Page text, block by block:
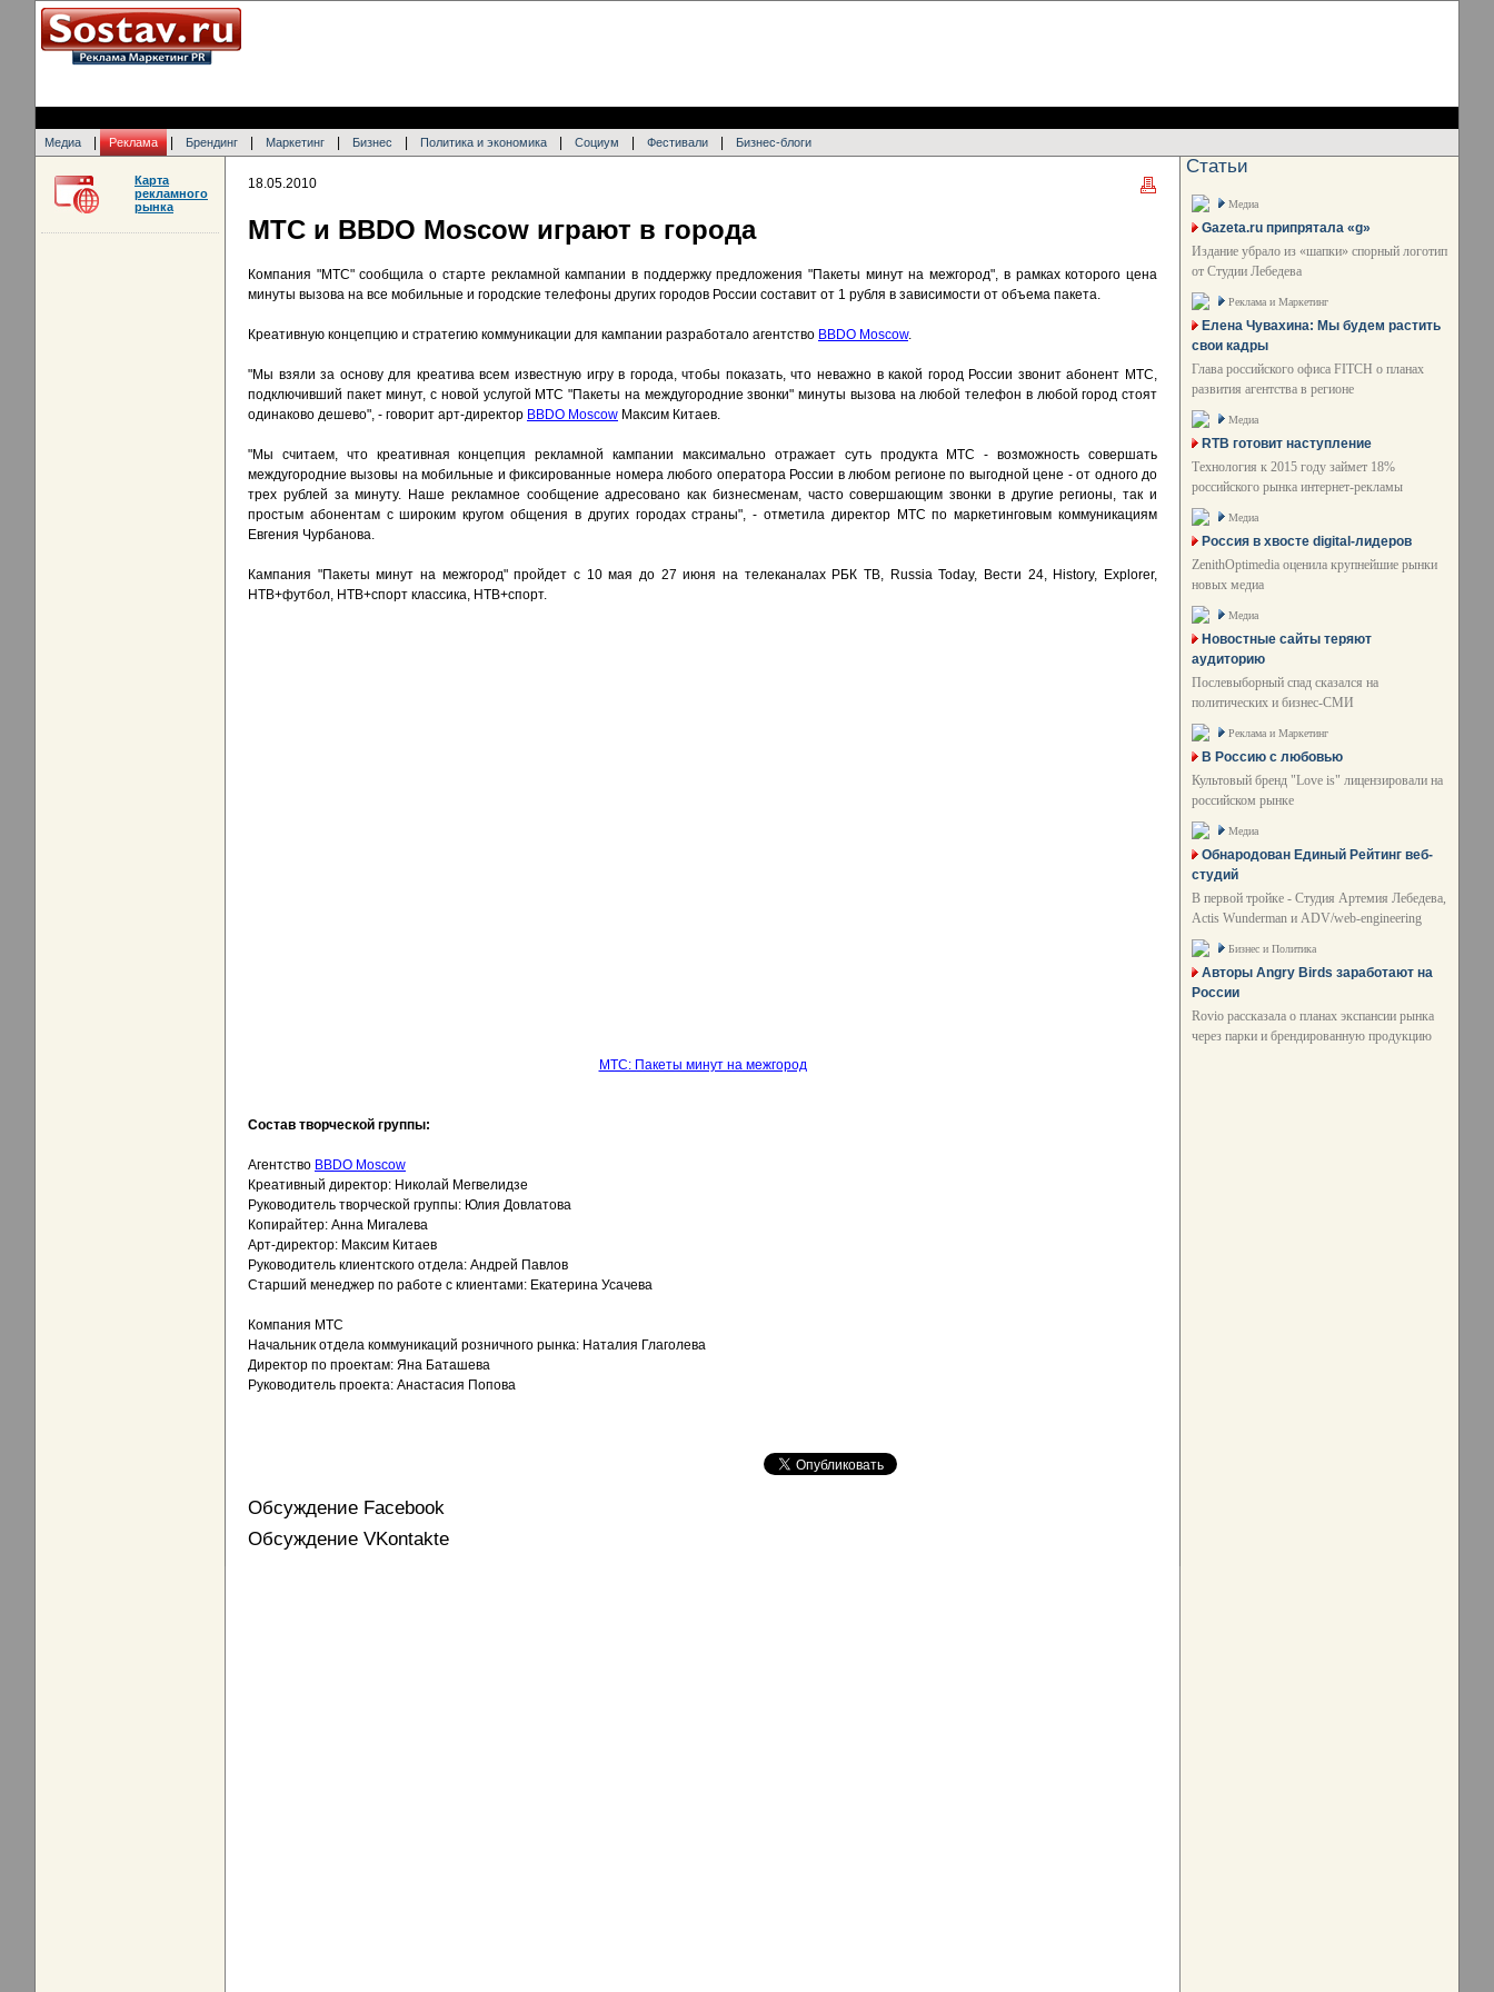
Медиа Реклама Брендинг Маркетинг Бизнес Политика и экономика Социум Фестивали Бизнес-блоги
18.05.2010
МТС и BBDO Moscow играют в города
Компания "МТС" сообщила о старте рекламной кампании в поддержку предложения "Пакеты минут на межгород", в рамках которого цена
минуты вызова на все мобильные и городские телефоны других городов России составит от 1 рубля в зависимости от объема пакета.
Креативную концепцию и стратегию коммуникации для кампании разработало агентство BBDO Moscow.
"Мы взяли за основу для креатива всем известную игру в города, чтобы показать, что неважно в какой город России звонит абонент МТС,
подключивший пакет минут, с новой услугой МТС "Пакеты на междугородние звонки" минуты вызова на любой телефон в любой город стоят
одинаково дешево", - говорит арт-директор BBDO Moscow Максим Китаев.
"Мы считаем, что креативная концепция рекламной кампании максимально отражает суть продукта МТС - возможность совершать
междугородние вызовы на мобильные и фиксированные номера любого оператора России в любом регионе по выгодной цене - от одного до
трех рублей за минуту. Наше рекламное сообщение адресовано как бизнесменам, часто совершающим звонки в другие регионы, так и
простым абонентам с широким кругом общения в других городах страны", - отметила директор МТС по маркетинговым коммуникациям
Евгения Чурбанова.
Кампания "Пакеты минут на межгород" пройдет с 10 мая до 27 июня на телеканалах РБК ТВ, Russia Today, Вести 24, History, Explorer,
НТВ+футбол, НТВ+спорт классика, НТВ+спорт.
МТС: Пакеты минут на межгород
Состав творческой группы:
Агентство BBDO Moscow
Креативный директор: Николай Мегвелидзе
Руководитель творческой группы: Юлия Довлатова
Копирайтер: Анна Мигалева
Арт-директор: Максим Китаев
Руководитель клиентского отдела: Андрей Павлов
Старший менеджер по работе с клиентами: Екатерина Усачева
Компания МТС
Начальник отдела коммуникаций розничного рынка: Наталия Глаголева
Директор по проектам: Яна Баташева
Руководитель проекта: Анастасия Попова
Обсуждение Facebook
Обсуждение VKontakte
Карта
рекламного
рынка
Статьи
Медиа
Gazeta.ru припрятала «g»
Издание убрало из «шапки» спорный логотип
от Студии Лебедева
Реклама и Маркетинг
Елена Чувахина: Мы будем растить
свои кадры
Глава российского офиса FITCH о планах
развития агентства в регионе
Медиа
RTB готовит наступление
Технология к 2015 году займет 18%
российского рынка интернет-рекламы
Медиа
Россия в хвосте digital-лидеров
ZenithOptimedia оценила крупнейшие рынки
новых медиа
Медиа
Новостные сайты теряют
аудиторию
Послевыборный спад сказался на
политических и бизнес-СМИ
Реклама и Маркетинг
В Россию с любовью
Культовый бренд "Love is" лицензировали на
российском рынке
Медиа
Обнародован Единый Рейтинг веб-
студий
В первой тройке - Студия Артемия Лебедева,
Actis Wunderman и ADV/web-engineering
Бизнес и Политика
Авторы Angry Birds заработают на
России
Rovio рассказала о планах экспансии рынка
через парки и брендированную продукцию